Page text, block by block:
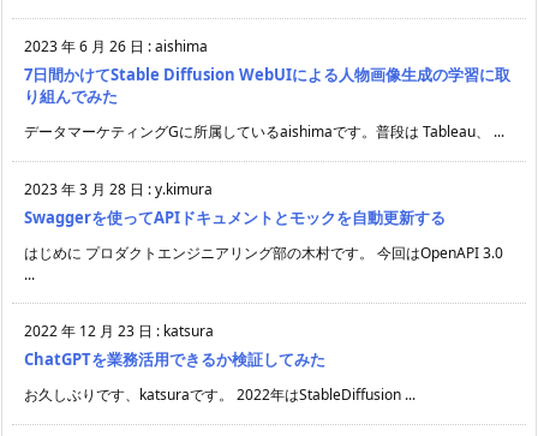
2023 年 6 月 26 日 :aishima
7日間かけてStable Diffusion WebUIによる人物画像生成の学習に取
り組んでみた
データマーケティングGに所属しているaishimaです。普段は Tableau、 ...
2023 年 3 月 28 日 :y.kimura
Swaggerを使ってAPIドキュメントとモックを自動更新する
はじめに プロダクトエンジニアリング部の木村です。 今回はOpenAPI 3.0
...
2022 年 12 月 23 日 : katsura
ChatGPTを業務活用できるか検証してみた
お久しぶりです、katsuraです。 2022年はStableDiffusion ...